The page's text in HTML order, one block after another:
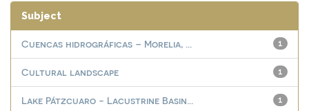
Subject
1
Cuencas hidrográficas – Morelia, ...
1
Cultural landscape
1
Lake Pátzcuaro - Lacustrine Basin...